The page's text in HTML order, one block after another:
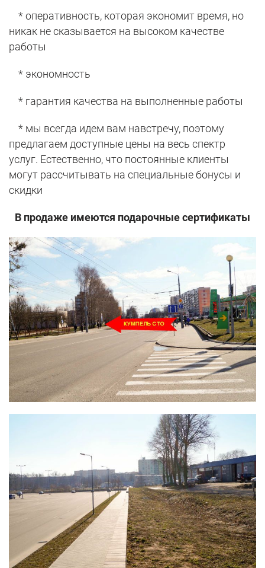
* оперативность, которая экономит время, но
никак не сказывается на высоком качестве
работы
* экономность
* гарантия качества на выполненные работы
* мы всегда идем вам навстречу, поэтому
предлагаем доступные цены на весь спектр
услуг. Естественно, что постоянные клиенты
могут рассчитывать на специальные бонусы и
скидки
В продаже имеются подарочные сертификаты